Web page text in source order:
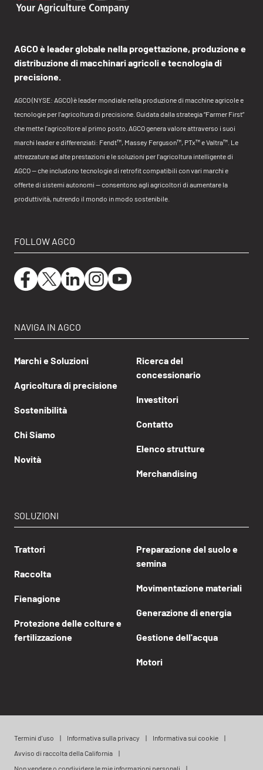
AGCO è leader globale nella progettazione, produzione e
distribuzione di macchinari agricoli e tecnologia di
precisione.
AGCO (NYSE: AGCO) è leader mondiale nella produzione di macchine agricole e
tecnologie per l'agricoltura di precisione. Guidata dalla strategia “Farmer First”
che mette l'agricoltore al primo posto, AGCO genera valore attraverso i suoi
marchi leader e differenziati: Fendt™, Massey Ferguson™, PTx™ e Valtra™. Le
attrezzature ad alte prestazioni e le soluzioni per l'agricoltura intelligente di
AGCO — che includono tecnologie di retrofit compatibili con vari marchi e
offerte di sistemi autonomi — consentono agli agricoltori di aumentare la
produttività, nutrendo il mondo in modo sostenibile.
FOLLOW AGCO
NAVIGA IN AGCO
Marchi e Soluzioni
Agricoltura di precisione
Sostenibilità
Chi Siamo
Novità
Ricerca del
concessionario
Investitori
Contatto
Elenco strutture
Merchandising
SOLUZIONI
Trattori
Raccolta
Fienagione
Protezione delle colture e
fertilizzazione
Preparazione del suolo e
semina
Movimentazione materiali
Generazione di energia
Gestione dell'acqua
Motori
Termini d'uso Informativa sulla privacy
Informativa sui cookie
Avviso di raccolta della California